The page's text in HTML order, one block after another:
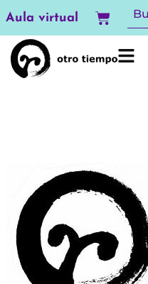
al
contenido
Aula virtual Carrito